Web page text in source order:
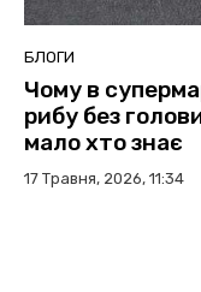
БЛОГИ
Чому в
рибу без
мало хто знає
17 Травня, 2026, 11:34